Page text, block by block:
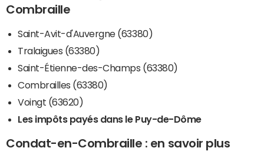
Combraille
Saint-Avit-d'Auvergne (63380)
Tralaigues (63380)
Saint-Étienne-des-Champs (63380)
Combrailles (63380)
Voingt (63620)
Les impôts payés dans le Puy-de-Dôme
Condat-en-Combraille : en savoir plus